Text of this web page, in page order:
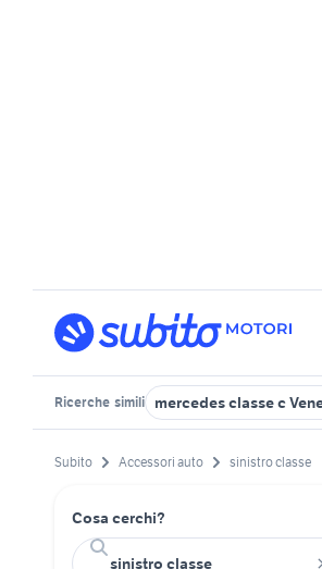
Ricerche simili mercedes classe c
Subito Accessori auto sinistro classe
Cosa cerchi?